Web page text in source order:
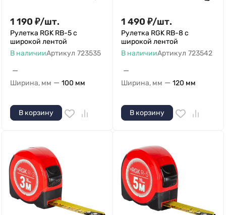
1 190 ₽/шт.
Рулетка RGK RB-5 с
широкой лентой
В наличииАртикул 723535
—
Ширина, мм — 100 мм
В корзину
1 490 ₽/шт.
Рулетка RGK RB-8 с
широкой лентой
В наличииАртикул 723542
—
Ширина, мм — 120 мм
В корзину